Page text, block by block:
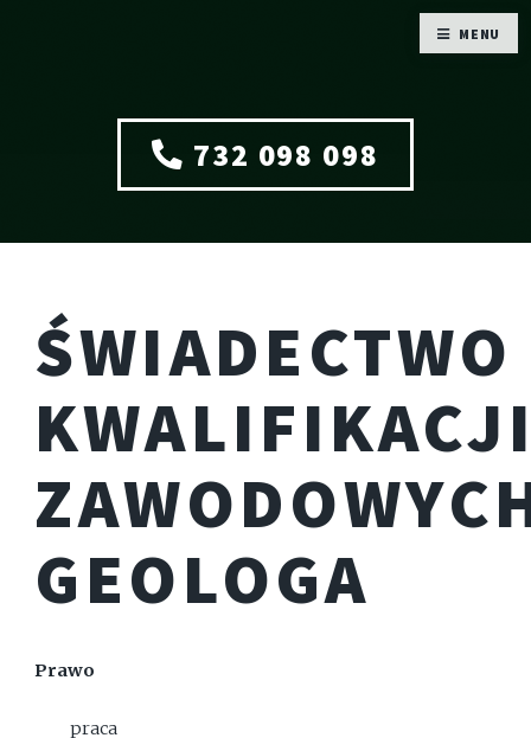
732 098 098
ŚWIADECTWO
GEOLOGA
Prawo
praca
MENU